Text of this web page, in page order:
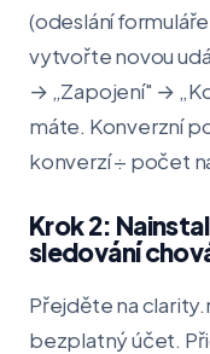
(odeslání
vytvořte novou
→ „Zapojení" →
máte. Konverzní
konverzí ÷ počet
Krok 2:
sledování
Přejděte na
bezplatný účet.